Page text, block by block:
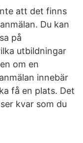
att det finns
Du kan
på
utbildningar
om en
innebär
få en plats. Det
kvar som du